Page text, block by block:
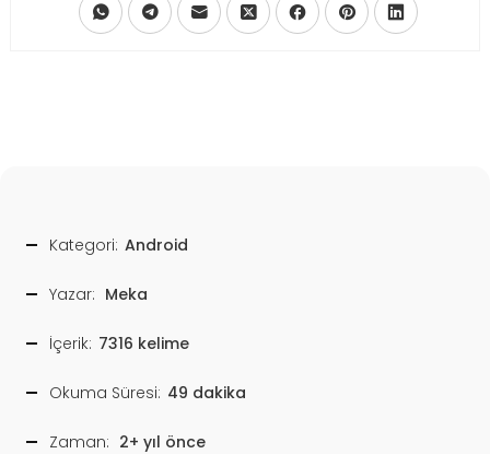
Kategori: Android
Yazar: Meka
İçerik: 7316 kelime
Okuma Süresi: 49 dakika
Zaman: 2+ yıl önce